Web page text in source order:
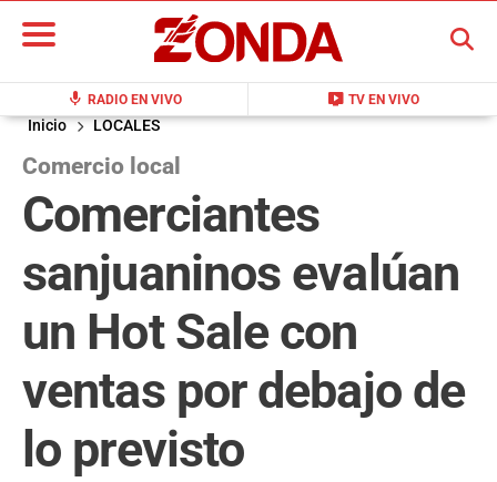
mic RADIO EN VIVO live_tv TV EN VIVO
BUSCAR
Inicio LOCALES
Comercio local
Comerciantes
sanjuaninos evalúan
un Hot Sale con
ventas por debajo de
lo previsto